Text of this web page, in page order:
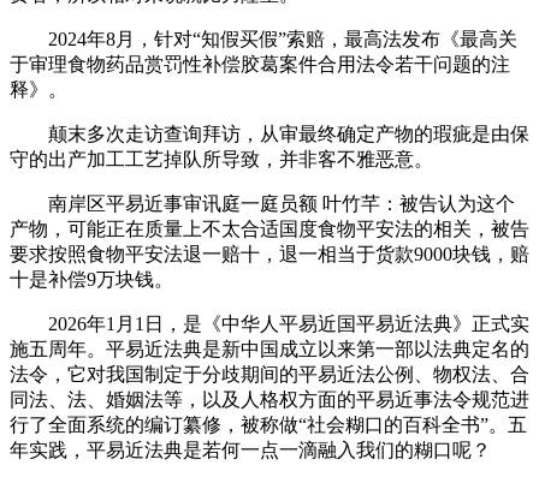
2024年8月，针对“知假买假”索赔，最高法发布《最高关
于审理食物药品赏罚性补偿胶葛案件合用法令若干问题的注
释》。
颠末多次走访查询拜访，从审最终确定产物的瑕疵是由保
守的出产加工工艺掉队所导致，并非客不雅恶意。
南岸区平易近事审讯庭一庭员额 叶竹芊：被告认为这个
产物，可能正在质量上不太合适国度食物平安法的相关，被告
要求按照食物平安法退一赔十，退一相当于货款9000块钱，赔
十是补偿9万块钱。
2026年1月1日，是《中华人平易近国平易近法典》正式实
施五周年。平易近法典是新中国成立以来第一部以法典定名的
法令，它对我国制定于分歧期间的平易近法公例、物权法、合
同法、法、婚姻法等，以及人格权方面的平易近事法令规范进
行了全面系统的编订纂修，被称做“社会糊口的百科全书”。五
年实践，平易近法典是若何一点一滴融入我们的糊口呢？